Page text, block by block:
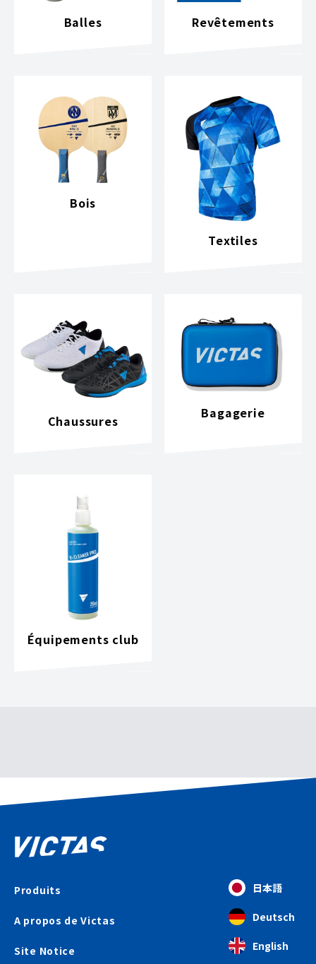
Balles Revêtements
Bois
Textiles
Chaussures Bagagerie
Équipements club
Produits
A propos de Victas
Site Notice
日本語
Deutsch
English